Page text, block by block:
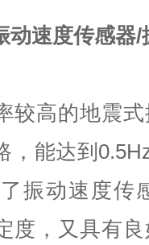
动速度传感器/
较高的地震
，能达到
振动速度传
度，又具有